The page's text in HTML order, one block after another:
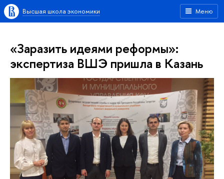
Меню
Высшая школа экономики
«Заразить идеями реформы»:
экспертиза ВШЭ пришла в Казань